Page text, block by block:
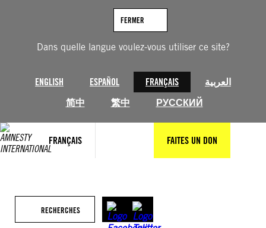
Dans quelle langue voulez-vous utiliser ce site?
ENGLISH ESPAÑOL FRANÇAIS
العربية
简中
繁中 РУССКИЙ
FERMER
FRANÇAIS FAITES UN DON
RECHERCHES